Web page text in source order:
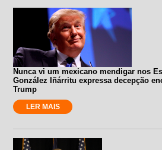
Nunca vi um mexicano mendigar nos
González Iñárritu expressa decepção
Trump
LER MAIS